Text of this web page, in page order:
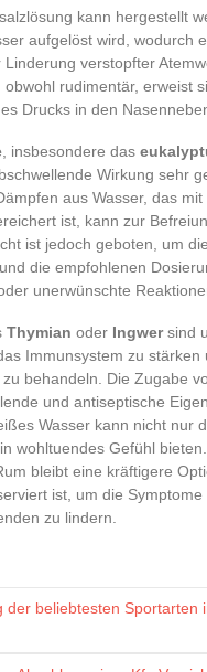
kann hergestellt
aufgelöst wird, wodurch
verstopfter
obwohl rudimentär, erweist
Drucks in den
, insbesondere das
Wirkung sehr
aus Wasser, das
ist, kann zur
ist jedoch geboten, um
die empfohlenen
unerwünschte
Thymian oder Ingwersind
Immunsystem zu stärken
behandeln. Die Zugabe
und antiseptische
Wasser kann nicht nur
wohltuendes Gefühl
bleibt eine kräftigere
ist, um die
zu lindern.
der beliebtesten Sportarten